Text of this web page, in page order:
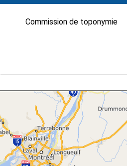
Commission de toponymie